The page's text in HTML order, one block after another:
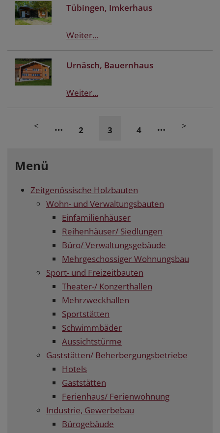
Tübingen, Imkerhaus
Weiter...
Urnäsch, Bauernhaus
Weiter...
< … 2 3 4 … >
Menü
Zeitgenössische Holzbauten
Wohn- und Verwaltungsbauten
Einfamilienhäuser
Reihenhäuser/ Siedlungen
Büro/ Verwaltungsgebäude
Mehrgeschossiger Wohnungsbau
Sport- und Freizeitbauten
Theater-/ Konzerthallen
Mehrzweckhallen
Sportstätten
Schwimmbäder
Aussichtstürme
Gaststätten/ Beherbergungsbetriebe
Hotels
Gaststätten
Ferienhaus/ Ferienwohnung
Industrie, Gewerbebau
Bürogebäude